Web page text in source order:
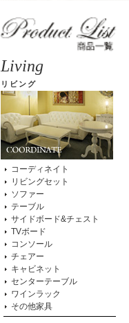
Living
リビング
コーディネイト
リビングセット
ソファー
テーブル
サイドボード&チェスト
TVボード
コンソール
チェアー
キャビネット
センターテーブル
ワインラック
その他家具